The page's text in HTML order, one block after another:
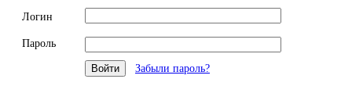
Логин
Пароль
Забыли пароль?